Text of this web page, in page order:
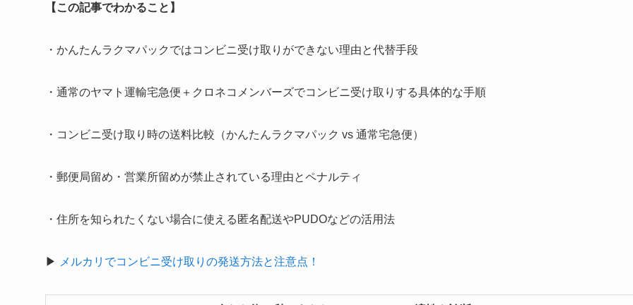
【この記事でわかること】
・かんたんラクマパックではコンビニ受け取りができない理由と代替手段
・通常のヤマト運輸宅急便＋クロネコメンバーズでコンビニ受け取りする具体的な手順
・コンビニ受け取り時の送料比較（かんたんラクマパック vs 通常宅急便）
・郵便局留め・営業所留めが禁止されている理由とペナルティ
・住所を知られたくない場合に使える匿名配送やPUDOなどの活用法
▶ メルカリでコンビニ受け取りの発送方法と注意点！